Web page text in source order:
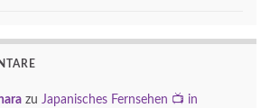
zu Japanisches Fernsehen 📺 in